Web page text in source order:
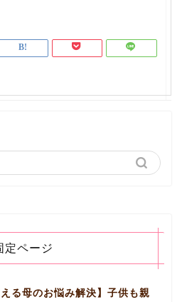
定ページ
る母のお悩み解決】子供も親